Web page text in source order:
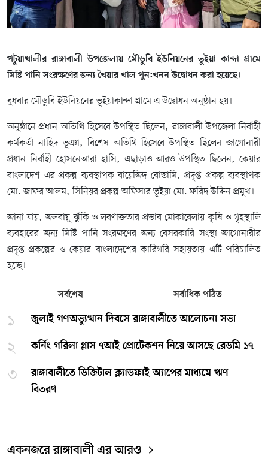
পটুয়াখালীর রাঙ্গাবালী উপজেলায় মৌডুবি ইউনিয়নের ভুইয়া কান্দা গ্রামে
মিষ্টি পানি সংরক্ষণের জন্য খৈয়ার খাল পুন:খনন উদ্বোধন করা হয়েছে।
বুধবার মৌডুবি ইউনিয়নের ভূইয়াকান্দা গ্রামে এ উদ্বোধন অনুষ্ঠান হয়।
অনুষ্ঠানে প্রধান অতিথি হিসেবে উপস্থিত ছিলেন, রাঙ্গাবালী উপজেলা নির্বাহী
কর্মকর্তা নাহিদ ভূঞা, বিশেষ অতিথি হিসেবে উপস্থিত ছিলেন জাগোনারী
প্রধান নির্বাহী হোসনেআরা হাসি, এছাড়াও আরও উপস্থিত ছিলেন, কেয়ার
বাংলাদেশ এর প্রকল্প ব্যবস্থাপক বায়েজিদ বোস্তামি, প্রদৃপ্ত প্রকল্প ব্যবস্থাপক
মো. জাফর আলম, সিনিয়র প্রকল্প অফিসার ভূইয়া মো. ফরিদ উদ্দিন প্রমুখ।
জানা যায়, জলবায়ু ঝুঁকি ও লবণাক্ততার প্রভাব মোকাবেলায় কৃষি ও গৃহস্থালি
ব্যবহারের জন্য মিষ্টি পানি সংরক্ষণের জন্য বেসরকারি সংস্থা জাগোনারীর
প্রদৃপ্ত প্রকল্পের ও কেয়ার বাংলাদেশের কারিগরি সহায়তায় এটি পরিচালিত
হচ্ছে।
সর্বশেষ সর্বাধিক পঠিত
১ জুলাই গণঅভ্যুত্থান দিবসে রাঙ্গাবালীতে আলোচনা সভা
২ কর্নিং গরিলা গ্লাস ৭আই প্রোটেকশন নিয়ে আসছে রেডমি ১৭
৩
রাঙ্গাবালীতে ডিজিটাল ক্ল্যাডফাই অ্যাপের মাধ্যমে ঋণ
বিতরণ
একনজরে রাঙ্গাবালী এর আরও